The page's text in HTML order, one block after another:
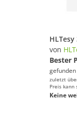
von
Bester
gefunden
zuletzt
Preis kann
Keine